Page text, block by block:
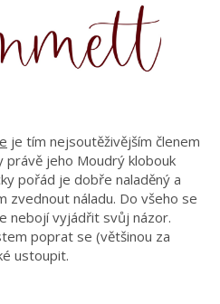
je tím nejsoutěživějším členem
právě jeho Moudrý klobouk
pořád je dobře naladěný a
zvednout náladu. Do všeho se
nebojí vyjádřit svůj názor.
poprat se (většinou za
ustoupit.